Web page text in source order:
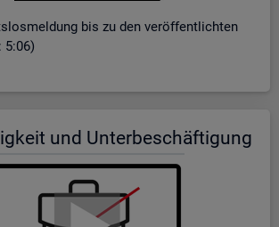
bis zu den ver­öf­fent­lich­ten
5:06)
und Un­ter­be­schäf­ti­gung